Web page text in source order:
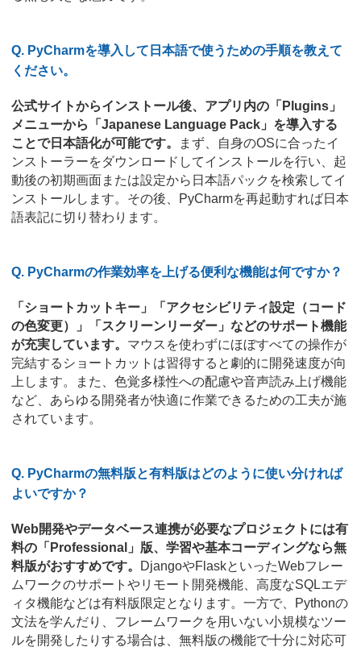
Q. PyCharmを導入して日本語で使うための手順を教えて
ください。
公式サイトからインストール後、アプリ内の「Plugins」
メニューから「Japanese Language Pack」を導入する
ことで日本語化が可能です。
まず、自身のOSに合ったイ
ンストーラーをダウンロードしてインストールを行い、起
動後の初期画面または設定から日本語パックを検索してイ
ンストールします。その後、PyCharmを再起動すれば日本
語表記に切り替わります。
Q. PyCharmの作業効率を上げる便利な機能は何ですか？
「ショートカットキー」「アクセシビリティ設定（コード
の色変更）」「スクリーンリーダー」などのサポート機能
が充実しています。 マウスを使わずにほぼすべての操作が
完結するショートカットは習得すると劇的に開発速度が向
上します。また、色覚多様性への配慮や音声読み上げ機能
など、あらゆる開発者が快適に作業できるための工夫が施
されています。
Q. PyCharmの無料版と有料版はどのように使い分ければ
よいですか？
Web開発やデータベース連携が必要なプロジェクトには有
料の「Professional」版、学習や基本コーディングなら無
料版がおすすめです。
DjangoやFlaskといったWebフレー
ムワークのサポートやリモート開発機能、高度なSQLエデ
ィタ機能などは有料版限定となります。一方で、Pythonの
文法を学んだり、フレームワークを用いない小規模なツー
ルを開発したりする場合は、無料版の機能で十分に対応可